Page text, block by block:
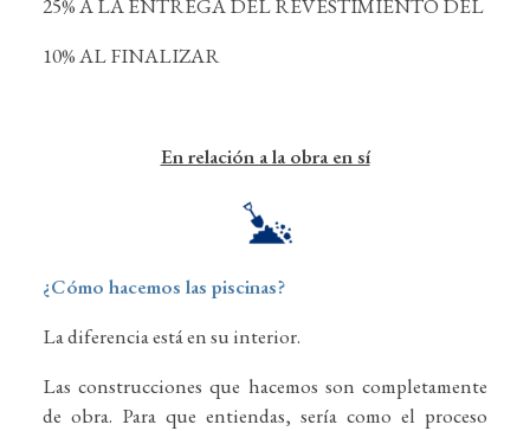
25% A LA ENTREGA DEL REVESTIMIENTO DEL
10% AL FINALIZAR
En relación a la obra en sí
¿Cómo hacemos las piscinas?
La diferencia está en su interior.
Las construcciones que hacemos son completamente
de obra. Para que entiendas, sería como el proceso